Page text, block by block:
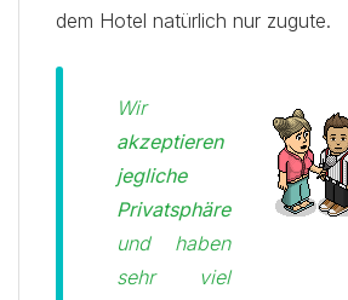
dem Hotel natürlich nur zugute.
Wir
akzeptieren
jegliche
Privatsphäre
und haben
sehr viel